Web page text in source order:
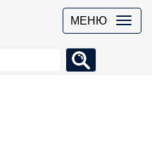
МЕНЮ